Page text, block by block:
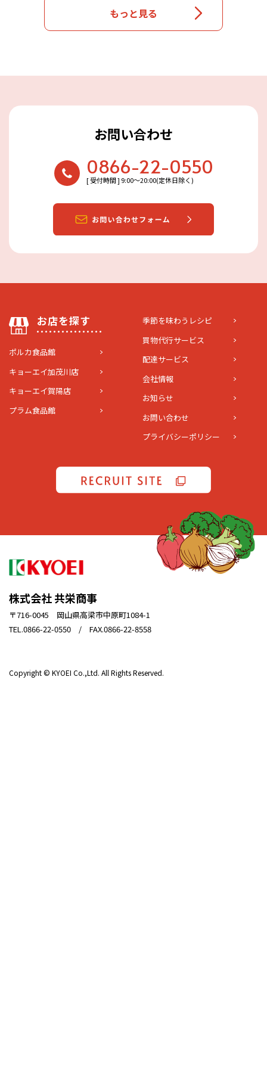
もっと見る
お問い合わせ
0866-22-0550
[ 受付時間 ] 9:00〜20:00(定休日除く)
お店を探す
ポルカ食品館
キョーエイ加茂川店
キョーエイ賀陽店
プラム食品館
季節を味わうレシピ
買物代行サービス
配達サービス
会社情報
お知らせ
お問い合わせ
プライバシーポリシー
株式会社 共栄商事
〒716-0045 岡山県高梁市中原町1084-1
TEL.0866-22-0550 / FAX.0866-22-8558
Copyright © KYOEI Co.,Ltd. All Rights Reserved.